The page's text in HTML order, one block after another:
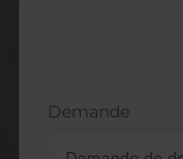
Demande